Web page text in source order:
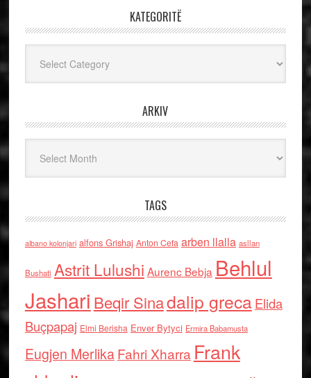
KATEGORITË
ARKIV
TAGS
albano kolonjari alfons Grishaj Anton Cefa arben llalla asllan
Bushati Astrit Lulushi Aurenc Bebja Behlul
Jashari Beqir Sinadalip grecaElida
Buçpapaj Elmi Berisha Enver Bytyci Ermira Babamusta
Eugjen MerlikaFahri Xharra Frank